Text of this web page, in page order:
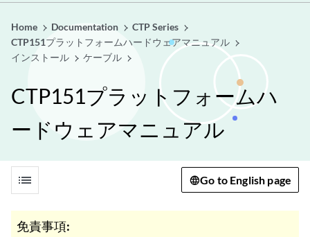
Home Documentation
CTP Series
CTP151プラットフォームハードウェアマニュアル
インストール
ケーブル
CTP151プラットフォームハ
ードウェアマニュアル
list Go to English page
免責事項: